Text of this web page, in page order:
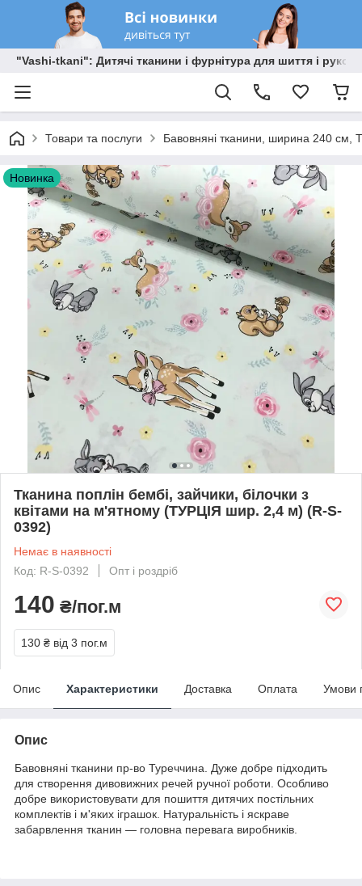
"Vashi-tkani": Дитячі тканини і фурнітура для шиття і
Товари та послуги Бавовняні тканини, ширина 240 см,
Новинка
Тканина поплін бембі, зайчики, білочки з
квітами на м'ятному (ТУРЦІЯ шир. 2,4 м) (R-S-
0392)
Немає в наявності
Код: R-S-0392
Опт і роздріб
140 ₴/пог.м
130 ₴ від 3 пог.м
Опис Характеристики Доставка Оплата Умови
Опис
Бавовняні тканини пр-во Туреччина. Дуже добре підходить
для створення дивовижних речей ручної роботи. Особливо
добре використовувати для пошиття дитячих постільних
комплектів і м'яких іграшок. Натуральність і яскраве
забарвлення тканин — головна перевага виробників.